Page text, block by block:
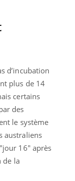
d’incubation
plus de 14
certains
des
le système
australiens
16" après
de la